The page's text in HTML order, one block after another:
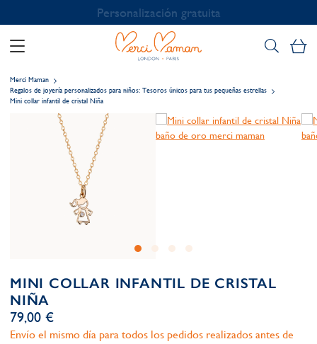
Personalización gratuita
Merci Maman
Regalos de joyería personalizados para niños: Tesoros únicos para tus pequeñas estrellas
Mini collar infantil de cristal Niña
MINI COLLAR INFANTIL DE CRISTAL
NIÑA
79,00 €
Envío el mismo día para todos los pedidos realizados antes de